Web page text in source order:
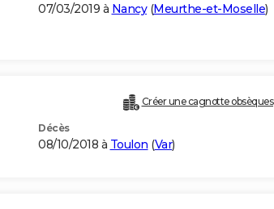
07/03/2019 à Nancy(Meurthe-et-Moselle)
Créer une cagnotte obsèques
Décès
08/10/2018 à Toulon (Var)